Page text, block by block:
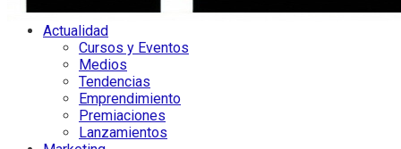
Actualidad
Cursos y Eventos
Medios
Tendencias
Emprendimiento
Premiaciones
Lanzamientos